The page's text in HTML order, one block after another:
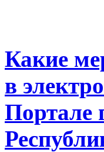
Какие
в
Портале